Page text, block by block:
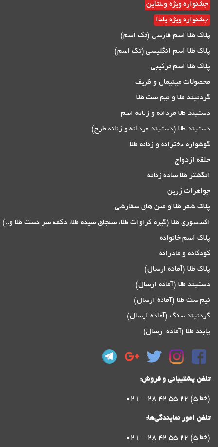
جشنواره ویژه ولنتاین
جشنواره ویژه یلدا
پلاک طلا اسم فارسی (تک اسم)
پلاک طلا اسم انگلیسی (تک اسم)
پلاک طلا اسم ترکیبی
محصولات مینیمال و ظریف
گردنبند طلا و نیم ست طلا
دستبند طلا مردانه و زنانه اسم
دستبند طلا (دستبند مردانه و زنانه طرح)
گوشواره دخترانه و زنانه طلا
حلقه ازدواج
انگشتر طلا ساده زنانه
جواهرات زرین
پلاک شعر طلا و متن های سفارشی
اکسسوری طلا (گیره کراوات طلا، سنجاق سینه طلا، دکمه سر دست طلا و..)
پلاک اسم خانواده
کودکانه و مادرانه
پلاک طلا (آماده ارسال)
دستبند طلا (آماده ارسال)
نیم ست طلا (آماده ارسال)
گردنبند سنگ (آماده ارسال)
پابند طلا (آماده ارسال)
تلفن پشتیبانی و فروش:
021 - 28 42 55 22 (5 خط)
تلفن امور نمایندگی‌ها:
021 - 28 42 55 22 (5 خط)